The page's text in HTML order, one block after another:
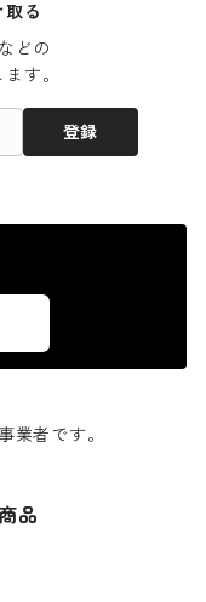
る
どの
す。
登録
業者です。
品